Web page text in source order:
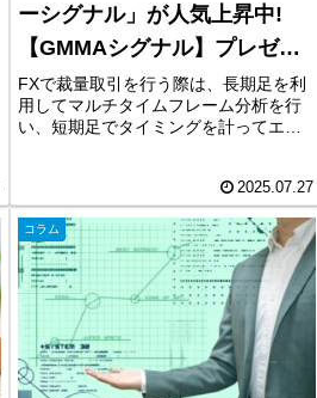
ーシグナル」が人気上昇中!
【GMMAシグナル】プレゼン
トキャンペーン中！
FXで裁量取引を行う際は、長期足を利
用してマルチタイムフレーム分析を行
い、短期足でタイミングを計ってエン
フレーム分析は難しく、また時間も取
れないと感じている方も多くいます。...
2025.07.27
コラム